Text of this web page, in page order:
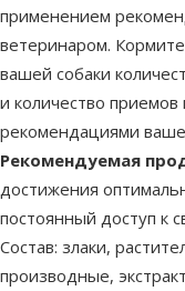
применением
ветеринаром.
вашей собаки
и количество
рекомендациями
Рекомендуемая
достижения
постоянный доступ к
Состав: злаки,
производные,